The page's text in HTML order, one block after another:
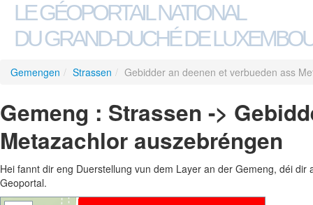
LE GÉOPORTAIL NATIONAL
DU GRAND-DUCHÉ DE
Gemengen / Strassen / Gebidder an deenen et verbueden ass
Gemeng : Strassen ->
Metazachlor auszebréngen
Hei fannt dir eng Duerstellung vun dem Layer an der Gemeng, déi
Geoportal.